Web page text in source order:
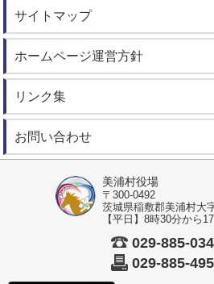
サイトマップ
ホームページ運営方針
リンク集
お問い合わせ
美浦村役場
〒300-0492
茨城県稲敷郡美浦村大
【平日】8時30分から
029-885-
029-885-